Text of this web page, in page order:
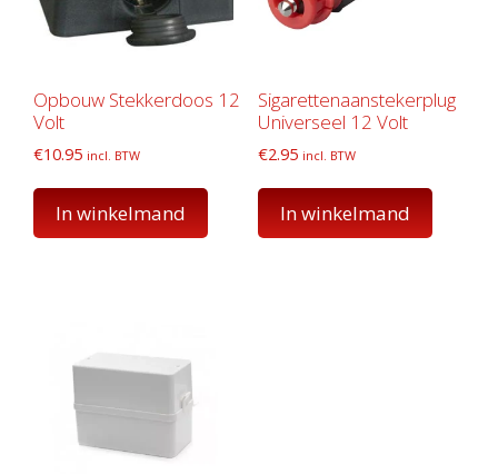
Opbouw Stekkerdoos 12
Volt
€10.95 incl. BTW
In winkelmand
Sigarettenaanstekerplug
Universeel 12 Volt
€2.95 incl. BTW
In winkelmand